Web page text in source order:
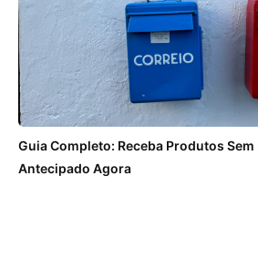
Guia Completo: Receba Produtos Sem
Antecipado Agora